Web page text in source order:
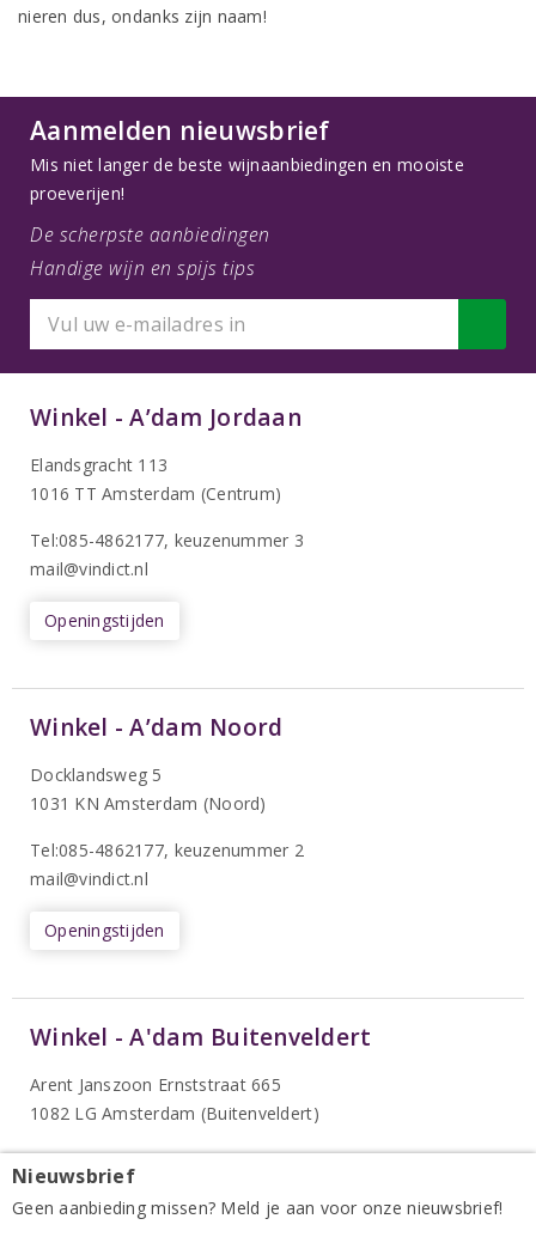
nieren dus, ondanks zijn naam!
Aanmelden nieuwsbrief
Mis niet langer de beste wijnaanbiedingen en mooiste
proeverijen!
De scherpste aanbiedingen
Handige wijn en spijs tips
Winkel - A’dam Jordaan
Elandsgracht 113
1016 TT Amsterdam (Centrum)
Tel:085-4862177, keuzenummer 3
mail@vindict.nl
Openingstijden
Winkel - A’dam Noord
Docklandsweg 5
1031 KN Amsterdam (Noord)
Tel:085-4862177, keuzenummer 2
mail@vindict.nl
Openingstijden
Winkel - A'dam Buitenveldert
Arent Janszoon Ernststraat 665
1082 LG Amsterdam (Buitenveldert)
tel:085-4862177, keuzenummer 4
mail@vindict.nl
Nieuwsbrief
Geen aanbieding missen? Meld je aan voor onze nieuwsbrief!